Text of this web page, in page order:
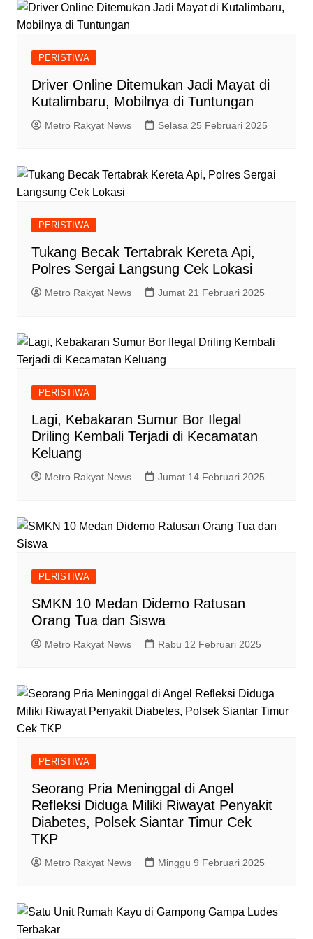
PERISTIWA
Driver Online Ditemukan Jadi Mayat di
Kutalimbaru, Mobilnya di Tuntungan
Metro Rakyat News Selasa 25 Februari 2025
PERISTIWA
Tukang Becak Tertabrak Kereta Api,
Polres Sergai Langsung Cek Lokasi
Metro Rakyat News Jumat 21 Februari 2025
PERISTIWA
Lagi, Kebakaran Sumur Bor Ilegal
Driling Kembali Terjadi di Kecamatan
Keluang
Metro Rakyat News Jumat 14 Februari 2025
PERISTIWA
SMKN 10 Medan Didemo Ratusan
Orang Tua dan Siswa
Metro Rakyat News Rabu 12 Februari 2025
PERISTIWA
Seorang Pria Meninggal di Angel
Refleksi Diduga Miliki Riwayat Penyakit
Diabetes, Polsek Siantar Timur Cek
TKP
Metro Rakyat News Minggu 9 Februari 2025